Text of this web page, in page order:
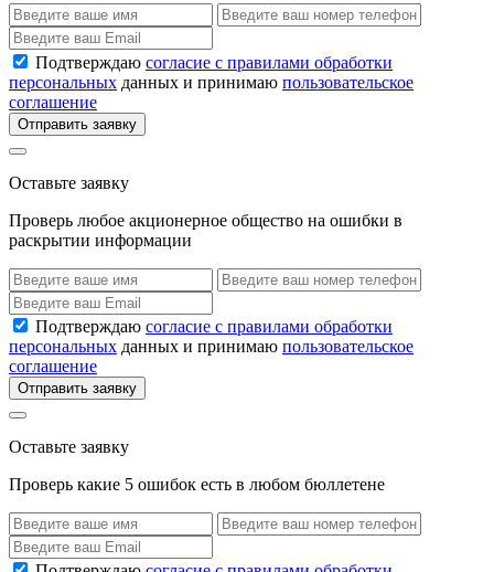
Подтверждаю согласие с правилами обработки
персональных данных и принимаю пользовательское
соглашение
Отправить заявку
Оставьте заявку
Проверь любое акционерное общество на ошибки в
раскрытии информации
Подтверждаю согласие с правилами обработки
персональных данных и принимаю пользовательское
соглашение
Отправить заявку
Оставьте заявку
Проверь какие 5 ошибок есть в любом бюллетене